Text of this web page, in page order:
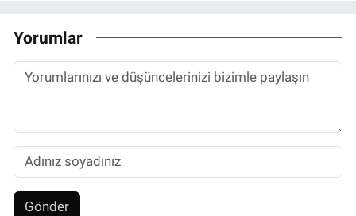
Yorumlar
Gönder